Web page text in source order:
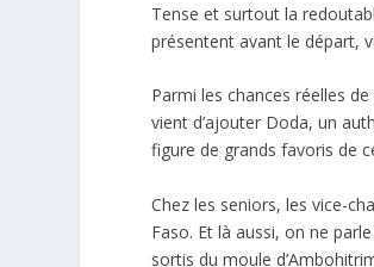
Tense et surtout la
présentent avant le départ,
Parmi les chances réelles
vient d’ajouter Doda, un
figure de grands favoris de
Chez les seniors, les vice-
Faso. Et là aussi, on ne
sortis du moule